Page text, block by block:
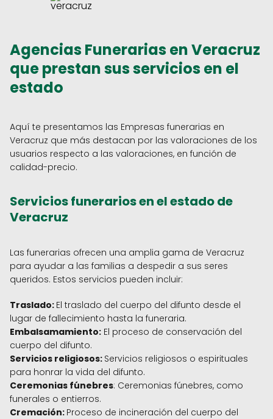
Agencias Funerarias en Veracruz
que prestan sus servicios en el
estado
Aquí te presentamos las Empresas funerarias en
Veracruz que más destacan por las valoraciones de los
usuarios respecto a las valoraciones, en función de
calidad-precio.
Servicios funerarios en el estado de
Veracruz
Las funerarias ofrecen una amplia gama de Veracruz
para ayudar a las familias a despedir a sus seres
queridos. Estos servicios pueden incluir:
Traslado: El traslado del cuerpo del difunto desde el
lugar de fallecimiento hasta la funeraria.
Embalsamamiento: El proceso de conservación del
cuerpo del difunto.
Servicios religiosos: Servicios religiosos o espirituales
para honrar la vida del difunto.
Ceremonias fúnebres: Ceremonias fúnebres, como
funerales o entierros.
Cremación: Proceso de incineración del cuerpo del